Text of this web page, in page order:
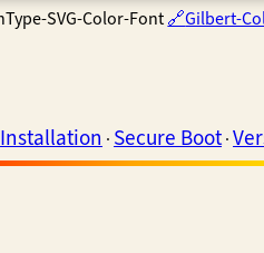
SVG-Color-Font Gilbert-
Installation · Secure Boot·